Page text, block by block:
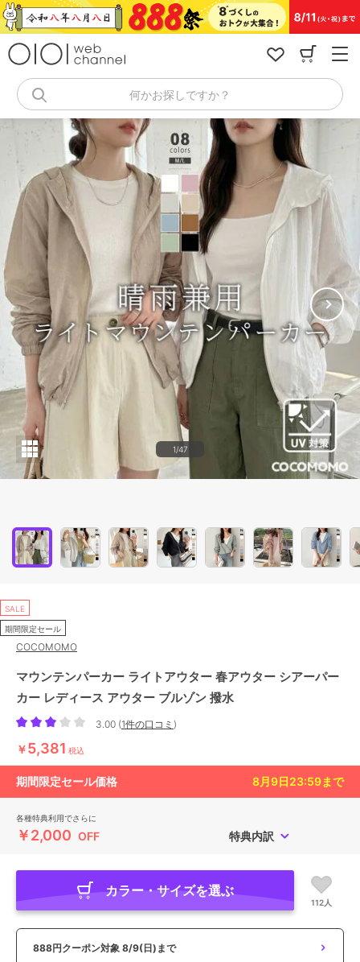
コ
ン
キ
何かお探しですか？
1/47
SALE
期間限定セール
COCOMOMO
マウンテンパーカー ライトアウター 春アウター シアーパー
カー レディース アウター ブルゾン 撥水
3.00 (1件の口コミ )
￥5,381 税込
期間限定セール価格 8月9日23:59まで
各種特典利用でさらに
￥2,000 OFF 特典内訳
カラー・サイズを選ぶ
112人
888円クーポン対象 8/9(日)まで